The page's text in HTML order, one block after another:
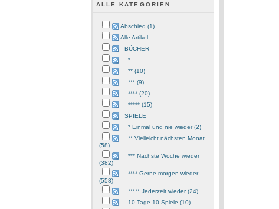
ALLE KATEGORIEN
Abschied (1)
Alle Artikel
BÜCHER
*
** (10)
*** (9)
**** (20)
***** (15)
SPIELE
* Einmal und nie wieder (2)
** Vielleicht nächsten Monat
(58)
*** Nächste Woche wieder
(382)
**** Gerne morgen wieder
(558)
***** Jederzeit wieder (24)
10 Tage 10 Spiele (10)